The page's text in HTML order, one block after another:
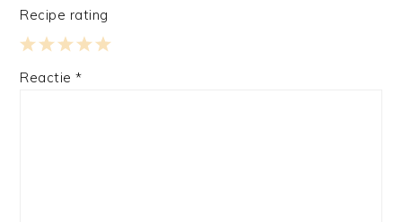
Recipe rating
4
3
2
1
Reactie*